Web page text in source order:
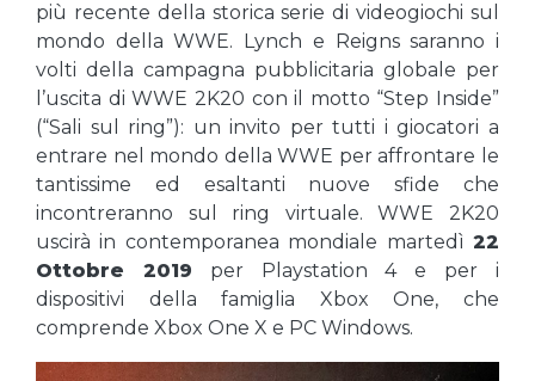
più recente della storica serie di videogiochi sul
mondo della WWE. Lynch e Reigns saranno i
volti della campagna pubblicitaria globale per
l’uscita di WWE 2K20 con il motto “Step Inside”
(“Sali sul ring”): un invito per tutti i giocatori a
entrare nel mondo della WWE per affrontare le
tantissime ed esaltanti nuove sfide che
incontreranno sul ring virtuale. WWE 2K20
uscirà in contemporanea mondiale martedì 22
Ottobre 2019 per Playstation 4 e per i
dispositivi della famiglia Xbox One, che
comprende Xbox One X e PC Windows.